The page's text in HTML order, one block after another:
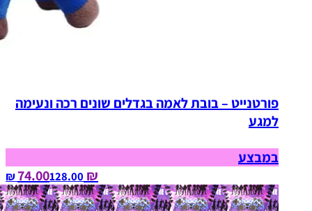
פורטנייט – בובת לאמה בגדלים שונים רכה ונעימה
למגע
במבצע
₪ 74.00
128.00‏ ₪